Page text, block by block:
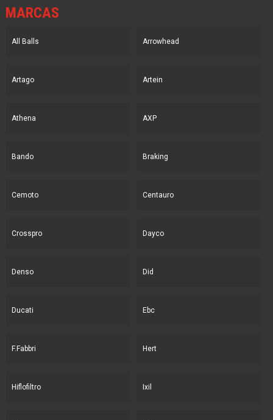
MARCAS
All Balls Arrowhead
Artago Artein
Athena AXP
Bando Braking
Cemoto Centauro
Crosspro Dayco
Denso Did
Ducati Ebc
F.Fabbri Hert
Hiflofiltro Ixil